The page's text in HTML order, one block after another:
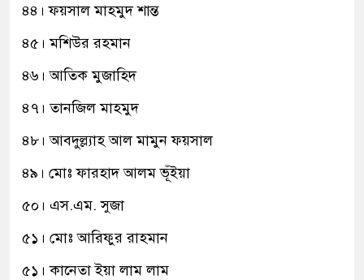
৪৪। ফয়সাল মাহমুদ শান্ত
৪৫। মশিউর রহমান
৪৬। আতিক মুজাহিদ
৪৭। তানজিল মাহমুদ
৪৮। আবদুল্ল্যাহ আল মামুন ফয়সাল
৪৯। মোঃ ফারহাদ আলম ভূঁইয়া
৫০। এস.এম. সুজা
৫১। মোঃ আরিফুর রাহমান
৫১। কানেতা ইয়া লাম লাম